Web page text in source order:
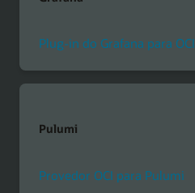
Plug-in do Grafana para OCI
Pulumi
Provedor OCI para Pulumi